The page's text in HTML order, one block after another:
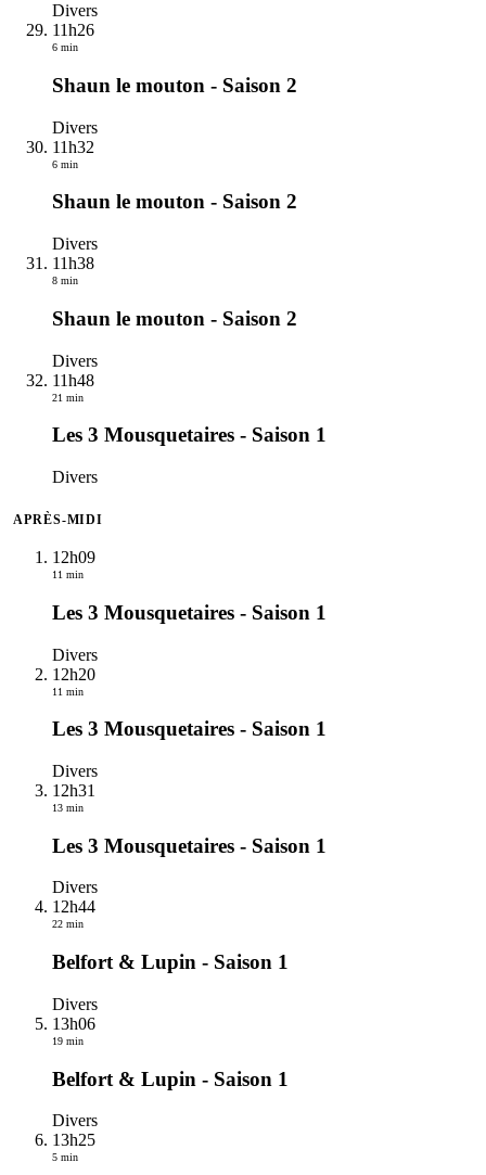
Divers
11h26
6 min
Shaun le mouton - Saison 2
Divers
11h32
6 min
Shaun le mouton - Saison 2
Divers
11h38
8 min
Shaun le mouton - Saison 2
Divers
11h48
21 min
Les 3 Mousquetaires - Saison 1
Divers
APRÈS-MIDI
12h09
11 min
Les 3 Mousquetaires - Saison 1
Divers
12h20
11 min
Les 3 Mousquetaires - Saison 1
Divers
12h31
13 min
Les 3 Mousquetaires - Saison 1
Divers
12h44
22 min
Belfort & Lupin - Saison 1
Divers
13h06
19 min
Belfort & Lupin - Saison 1
Divers
13h25
5 min